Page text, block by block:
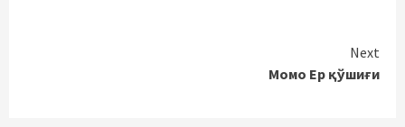
Next
Момо Ер қўшиғи